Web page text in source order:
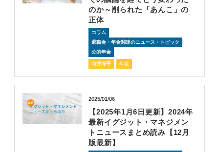
のか～削られた「あんこ」の
正体
コラム
退職金・年金関連のニュース・トピック
公的年金
向井洋平 年金
2025/01/06
【2025年1月6日更新】2024年
最新イグジット・マネジメン
トニュースまとめ読み【12月
版最新】